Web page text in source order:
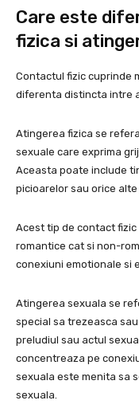
Care este
fizica si
Contactul fizic cuprinde
diferenta distincta intre
Atingerea fizica se
sexuale care exprima
Aceasta poate include
picioarelor sau orice alte
Acest tip de contact
romantice cat si non-
conexiuni emotionale si
Atingerea sexuala se
special sa trezeasca
preludiul sau actul
concentreaza pe
sexuala este menita sa
sexuala.